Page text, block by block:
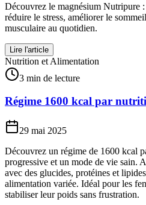
Découvrez le magnésium Nutripure
réduire le stress, améliorer le
musculaire au quotidien.
Lire l'article
Nutrition et Alimentation
3 min de lecture
Régime 1600 kcal par
29 mai 2025
Découvrez un régime de 1600 kcal
progressive et un mode de vie sain.
avec des glucides, protéines et
alimentation variée. Idéal pour les
stabiliser leur poids sans frustration.